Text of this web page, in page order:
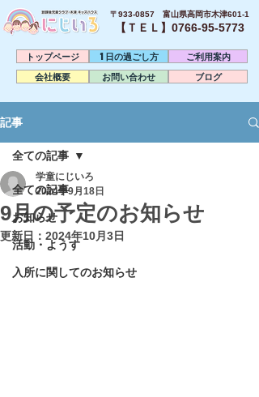
〒933-0857 富山県高岡市木津601-1
【ＴＥＬ】0766-95-5773​
トップページ 1日の過ごし方
ご利用案内
会社概要
お問い合わせ ブログ
記事
全ての記事
お知らせ
活動・ようす
入所に関してのお知らせ
全ての記事
9月の予定のお知らせ
学童にじいろ
2024年9月18日
更新日： 2024年10月3日